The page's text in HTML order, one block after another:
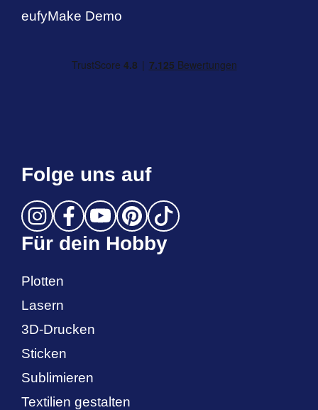
eufyMake Demo
Folge uns auf
Für dein Hobby
Plotten
Lasern
3D-Drucken
Sticken
Sublimieren
Textilien gestalten